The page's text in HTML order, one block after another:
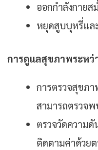
ออกกำลังกายส
หยุดสูบบุหรี่แล
การดูแลสุขภาพระหว่
การตรวจสุขภ
สามารถตรวจ
ตรวจวัดความ
ติดตามค่าด้วย